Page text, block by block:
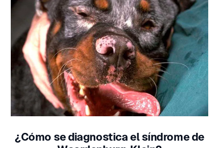
¿Cómo se diagnostica el síndrome de